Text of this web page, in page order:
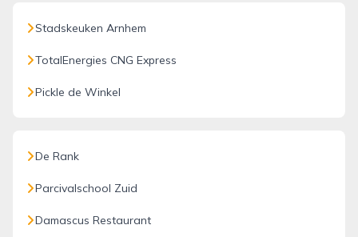
Stadskeuken Arnhem
TotalEnergies CNG Express
Pickle de Winkel
De Rank
Parcivalschool Zuid
Damascus Restaurant